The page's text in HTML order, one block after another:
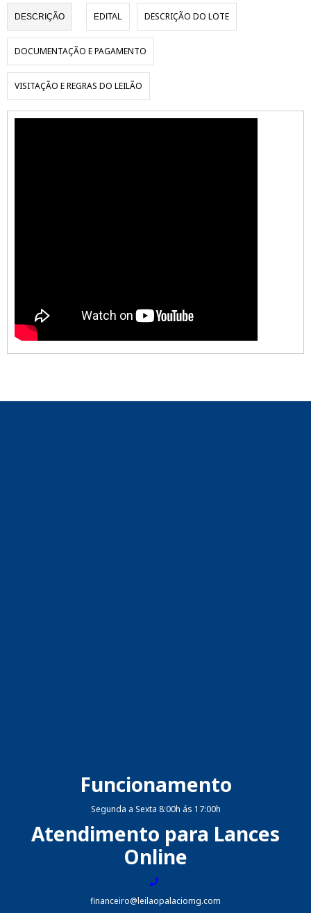
DESCRIÇÃO EDITAL DESCRIÇÃO DO LOTE
DOCUMENTAÇÃO E PAGAMENTO
VISITAÇÃO E REGRAS DO LEILÃO
Funcionamento
Segunda a Sexta 8:00h ás 17:00h
Atendimento para Lances
Online
financeiro@leilaopalaciomg.com